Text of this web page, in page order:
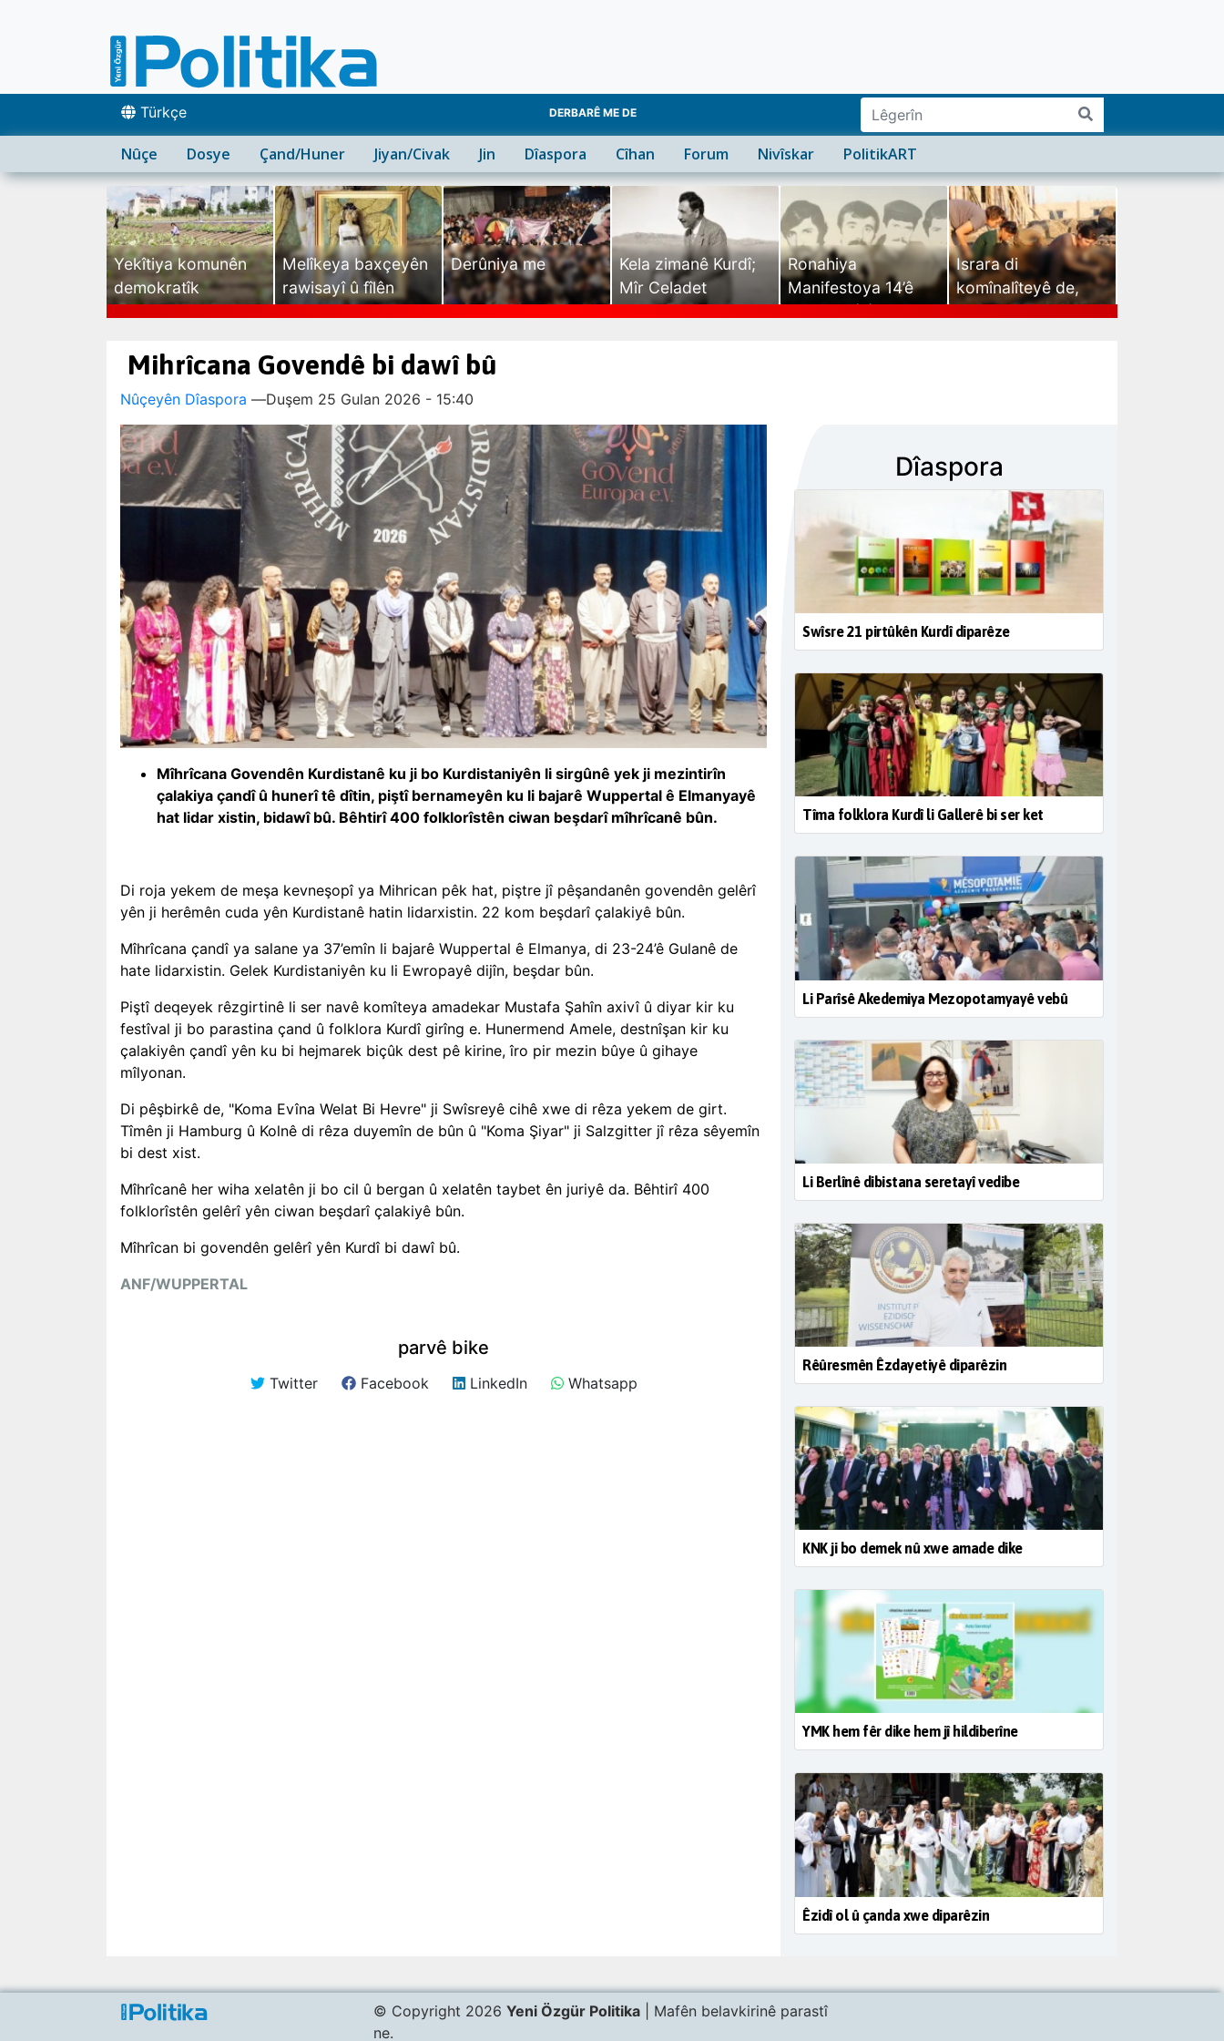
Türkçe DERBARÊ ME DE
Nûçe Dosye Çand/Huner Jiyan/Civak Jin Dîaspora Cîhan Forum Nivîskar PolitikART
Yekîtiya komunên
demokratîk
Melîkeya baxçeyên
rawisayî û fîlên
Derûniya me
Kela zimanê Kurdî;
Mîr Celadet
Ronahiya
Manifestoya 14’ê
Israra di
komînalîteyê de,
Mihrîcana Govendê bi dawî bû
Nûçeyên Dîaspora —Duşem 25 Gulan 2026 - 15:40
Mîhrîcana Govendên Kurdistanê ku ji bo Kurdistaniyên li sirgûnê yek ji mezintirîn
çalakiya çandî û hunerî tê dîtin, piştî bernameyên ku li bajarê Wuppertal ê Elmanyayê
hat lidar xistin, bidawî bû. Bêhtirî 400 folklorîstên ciwan beşdarî mîhrîcanê bûn.
Di roja yekem de meşa kevneşopî ya Mihrican pêk hat, piştre jî pêşandanên govendên gelêrî
yên ji herêmên cuda yên Kurdistanê hatin lidarxistin. 22 kom beşdarî çalakiyê bûn.
Mîhrîcana çandî ya salane ya 37’emîn li bajarê Wuppertal ê Elmanya, di 23-24’ê Gulanê de
hate lidarxistin. Gelek Kurdistaniyên ku li Ewropayê dijîn, beşdar bûn.
Piştî deqeyek rêzgirtinê li ser navê komîteya amadekar Mustafa Şahîn axivî û diyar kir ku
festîval ji bo parastina çand û folklora Kurdî girîng e. Hunermend Amele, destnîşan kir ku
çalakiyên çandî yên ku bi hejmarek biçûk dest pê kirine, îro pir mezin bûye û gihaye
mîlyonan.
Di pêşbirkê de, "Koma Evîna Welat Bi Hevre" ji Swîsreyê cihê xwe di rêza yekem de girt.
Tîmên ji Hamburg û Kolnê di rêza duyemîn de bûn û "Koma Şiyar" ji Salzgitter jî rêza sêyemîn
bi dest xist.
Mîhrîcanê her wiha xelatên ji bo cil û bergan û xelatên taybet ên juriyê da. Bêhtirî 400
folklorîstên gelêrî yên ciwan beşdarî çalakiyê bûn.
Mîhrîcan bi govendên gelêrî yên Kurdî bi dawî bû.
ANF/WUPPERTAL
parvê bike
Twitter Facebook LinkedIn Whatsapp
Dîaspora
Swîsre 21 pirtûkên Kurdî diparêze
Tîma folklora Kurdî li Gallerê bi ser ket
Li Parîsê Akedemiya Mezopotamyayê vebû
Li Berlînê dibistana seretayî vedibe
Rêûresmên Êzdayetiyê diparêzin
KNK ji bo demek nû xwe amade dike
YMK hem fêr dike hem jî hildiberîne
Êzidî ol û çanda xwe diparêzin
© Copyright 2026 Yeni Özgür Politika| Mafên belavkirinê parastî
ne.